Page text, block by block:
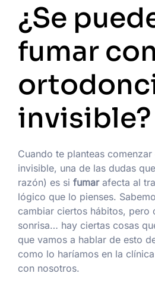
¿Se
fumar con
invisible?
Cuando te planteas
invisible, una de las dudas
razón) es si fumarafecta al
lógico que lo pienses.
cambiar ciertos hábitos, pero
sonrisa… hay ciertas cosas
que vamos a hablar de esto
como lo haríamos en la
con nosotros.